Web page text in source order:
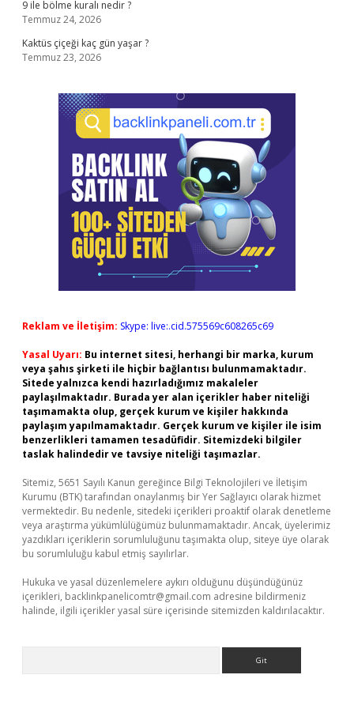
9 ile bölme kuralı nedir ?
Temmuz 24, 2026
Kaktüs çiçeği kaç gün yaşar ?
Temmuz 23, 2026
Reklam ve İletişim: Skype: live:.cid.575569c608265c69
Yasal Uyarı: Bu internet sitesi, herhangi bir marka, kurum
veya şahıs şirketi ile hiçbir bağlantısı bulunmamaktadır.
Sitede yalnızca kendi hazırladığımız makaleler
paylaşılmaktadır. Burada yer alan içerikler haber niteliği
taşımamakta olup, gerçek kurum ve kişiler hakkında
paylaşım yapılmamaktadır. Gerçek kurum ve kişiler ile isim
benzerlikleri tamamen tesadüfidir. Sitemizdeki bilgiler
taslak halindedir ve tavsiye niteliği taşımazlar.
Sitemiz, 5651 Sayılı Kanun gereğince Bilgi Teknolojileri ve İletişim
Kurumu (BTK) tarafından onaylanmış bir Yer Sağlayıcı olarak hizmet
vermektedir. Bu nedenle, sitedeki içerikleri proaktif olarak denetleme
veya araştırma yükümlülüğümüz bulunmamaktadır. Ancak, üyelerimiz
yazdıkları içeriklerin sorumluluğunu taşımakta olup, siteye üye olarak
bu sorumluluğu kabul etmiş sayılırlar.
Hukuka ve yasal düzenlemelere aykırı olduğunu düşündüğünüz
içerikleri, backlinkpanelicomtr@gmail.com adresine bildirmeniz
halinde, ilgili içerikler yasal süre içerisinde sitemizden kaldırılacaktır.